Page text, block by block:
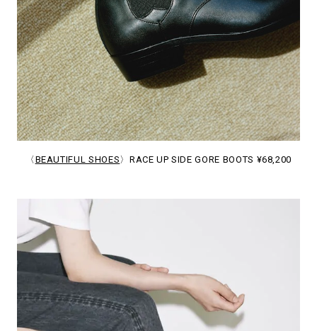
〈 BEAUTIFUL SHOES 〉RACE UP SIDE GORE BOOTS ¥68,200